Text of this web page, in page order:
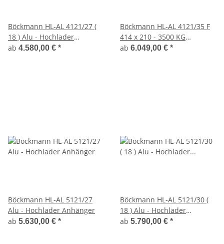
Böckmann HL-AL 4121/27 (
18 ) Alu - Hochlader
Anhänger
ab 4.580,00 € *
Böckmann HL-AL 4121/35 F
414 x 210 - 3500 KG
195/50R13 C Alu - Hochlader
ab 6.049,00 € *
Böckmann HL-AL 5121/27
Alu - Hochlader Anhänger
ab 5.630,00 € *
Böckmann HL-AL 5121/30 (
18 ) Alu - Hochlader
Anhänger
ab 5.790,00 € *